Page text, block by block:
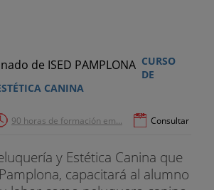
CURSO
DE
CANINA
90 horas de formación em... Consultar
y Estética Canina que
capacitará al alumno